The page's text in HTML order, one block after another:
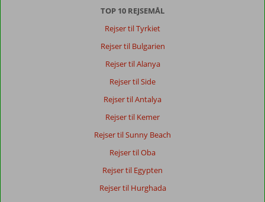
TOP 10 REJSEMÅL
Rejser til Tyrkiet
Rejser til Bulgarien
Rejser til Alanya
Rejser til Side
Rejser til Antalya
Rejser til Kemer
Rejser til Sunny Beach
Rejser til Oba
Rejser til Egypten
Rejser til Hurghada